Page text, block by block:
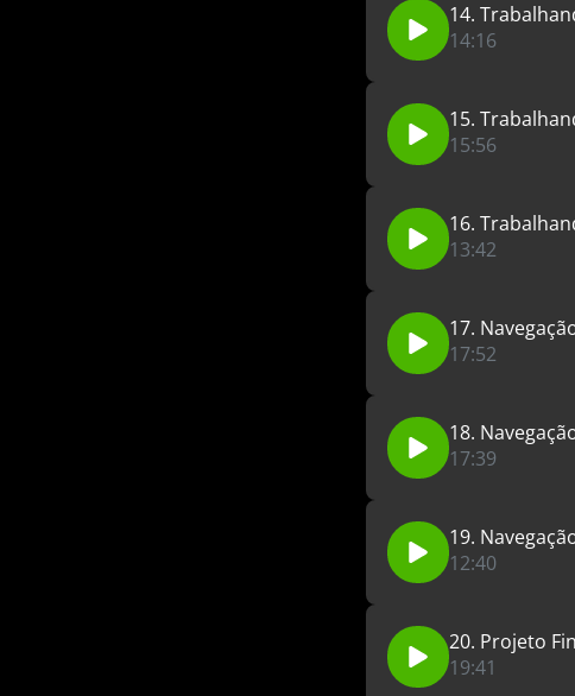
14.
14:16
15.
15:56
16.
13:42
17.
17:52
18.
17:39
19.
12:40
20. Projeto
19:41